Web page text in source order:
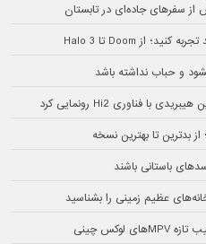
و حباب نداشته باشد
بدترین تا بهترین نسخه
باستانی باشند